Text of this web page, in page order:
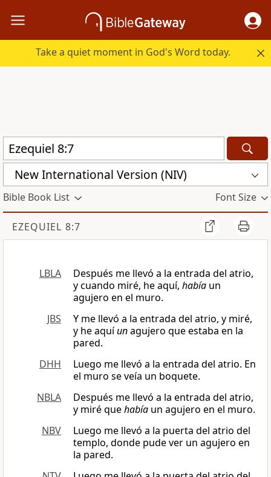
Take a quiet moment in God's Word today.
New International Version (NIV)
Bible Book List Font Size
EZEQUIEL 8:7
LBLA
Después me llevó a la entrada del atrio,
y cuando miré, he aquí, había un
agujero en el muro.
JBS
Y me llevó a la entrada del atrio, y miré,
y he aquíunagujero que estaba en la
pared.
DHH
Luego me llevó a la entrada del atrio. En
el muro se veía un boquete.
NBLA
Después me llevó a la entrada del atrio,
y miré quehabía un agujero en el muro.
NBV
Luego me llevó a la puerta del atrio del
templo, donde pude ver un agujero en
la pared.